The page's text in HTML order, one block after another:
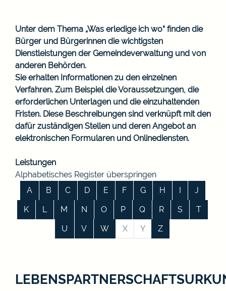
Unter dem Thema „Was erledige ich wo“ finden die
Bürger und Bürgerinnen die wichtigsten
Dienstleistungen der Gemeindeverwaltung und von
anderen Behörden.
Sie erhalten Informationen zu den einzelnen
Verfahren. Zum Beispiel die Voraussetzungen, die
erforderlichen Unterlagen und die einzuhaltenden
Fristen. Diese Beschreibungen sind verknüpft mit den
dafür zuständigen Stellen und deren Angebot an
elektronischen Formularen und Onlinediensten.
Leistungen
Alphabetisches Register überspringen
A
B C D E F G H I
J
K
L M N O P Q R S
T
U
V W X Y Z